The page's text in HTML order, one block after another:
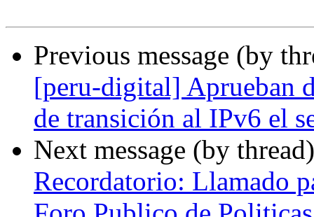
Previous message (by
[peru-digital] Aprueban
de transición al IPv6 el
Next message (by
Recordatorio: Llamado